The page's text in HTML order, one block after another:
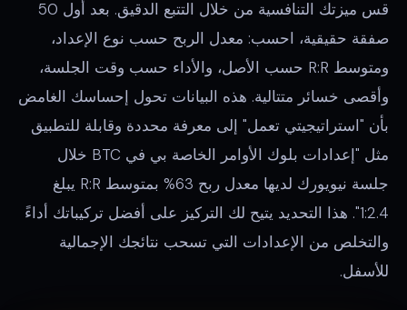
قس ميزتك التنافسية من خلال التتبع الدقيق. بعد أول 50
صفقة حقيقية، احسب: معدل الربح حسب نوع الإعداد،
ومتوسط R:R حسب الأصل، والأداء حسب وقت الجلسة،
وأقصى خسائر متتالية. هذه البيانات تحول إحساسك الغامض
بأن "استراتيجيتي تعمل" إلى معرفة محددة وقابلة للتطبيق
مثل "إعدادات بلوك الأوامر الخاصة بي في BTC خلال
جلسة نيويورك لديها معدل ربح 63% بمتوسط R:R يبلغ
1:2.4". هذا التحديد يتيح لك التركيز على أفضل تركيباتك أداءً
والتخلص من الإعدادات التي تسحب نتائجك الإجمالية
للأسفل.